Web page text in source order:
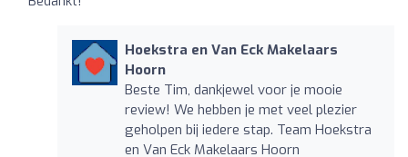
Hoekstra en Van Eck Makelaars
Hoorn
Beste Tim, dankjewel voor je mooie
review! We hebben je met veel plezier
geholpen bij iedere stap. Team Hoekstra
en Van Eck Makelaars Hoorn